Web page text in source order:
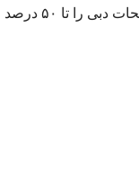
تخفیف دار دبی فردا می توانید هزینه خرید تفریحات دبی را تا ۵۰ درصد